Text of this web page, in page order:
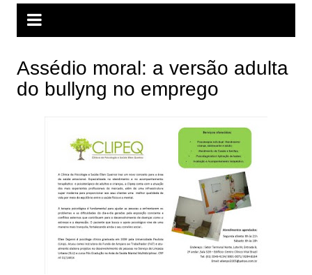
Assédio moral: a versão adulta
do bullyng no emprego